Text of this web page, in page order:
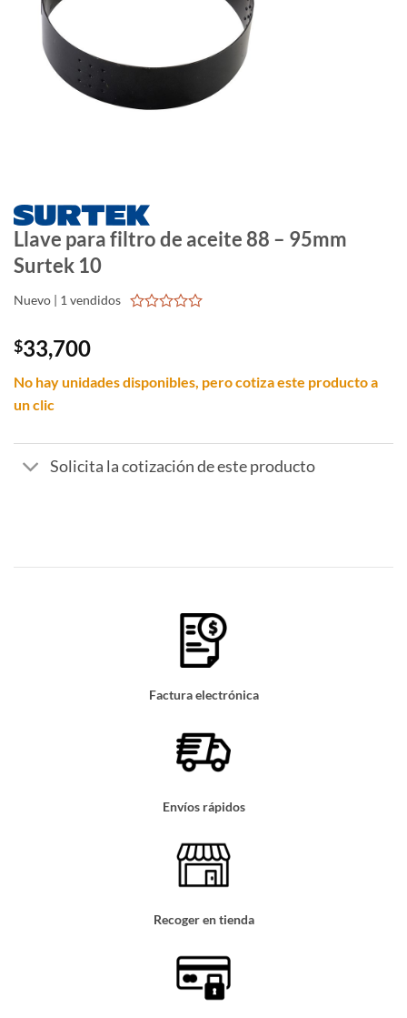
Llave para filtro de aceite 88 – 95mm
Surtek 10
Nuevo | 1 vendidos
$33,700
No hay unidades disponibles, pero cotiza este producto a
un clic
Solicita la cotización de este producto
Factura electrónica
Envíos rápidos
Recoger en tienda